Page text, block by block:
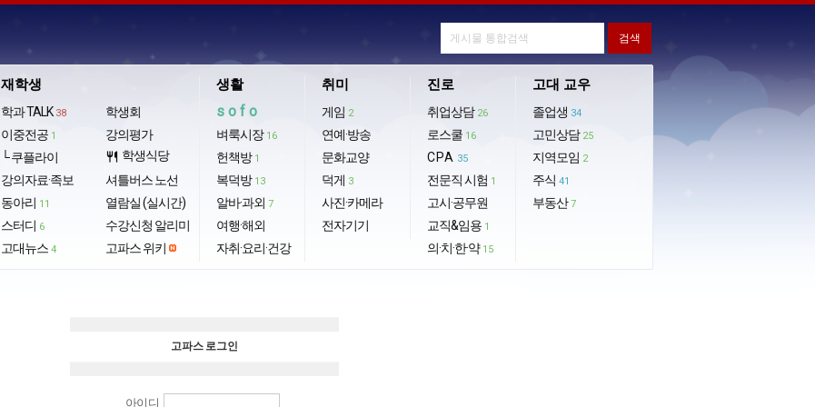
재학생
학과 TALK 38
이중전공 1
└ 쿠플라이
강의자료·족보
동아리 11
스터디 6
고대뉴스 4
학생회
강의평가
restaurant 학생식당
셔틀버스 노선
열람실 (실시간)
수강신청 알리미
고파스 위키
생활
sofo
벼룩시장 16
헌책방 1
복덕방 13
알바·과외 7
여행·해외
자취·요리·건강
취미
게임 2
연예·방송
문화교양
덕게 3
사진·카메라
전자기기
진로
취업상담 26
로스쿨 16
CPA 35
전문직 시험 1
고시·공무원
교직&임용 1
의·치·한·약 15
고대 교우
졸업생 34
고민상담 25
지역모임 2
주식 41
부동산 7
고파스 로그인
아이디